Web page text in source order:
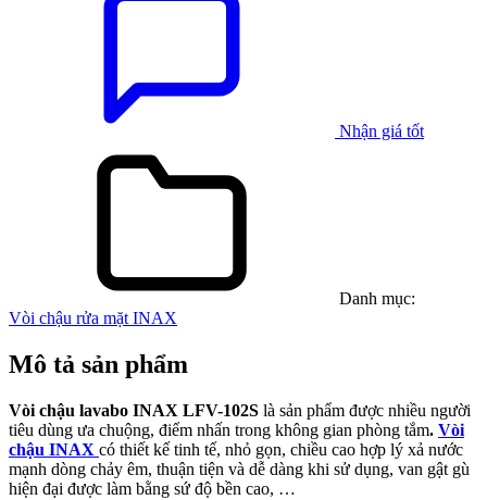
Nhận giá tốt
Danh mục:
Vòi chậu rửa mặt INAX
Mô tả sản phẩm
Vòi chậu lavabo INAX LFV-102S là sản phẩm được nhiều người
tiêu dùng ưa chuộng, điểm nhấn trong không gian phòng tắm. Vòi
chậu INAX có thiết kế tinh tế, nhỏ gọn, chiều cao hợp lý xả nước
mạnh dòng chảy êm, thuận tiện và dễ dàng khi sử dụng, van gật gù
hiện đại được làm bằng sứ độ bền cao, …